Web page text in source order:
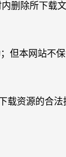
删除所下
本网站不
资源的合法